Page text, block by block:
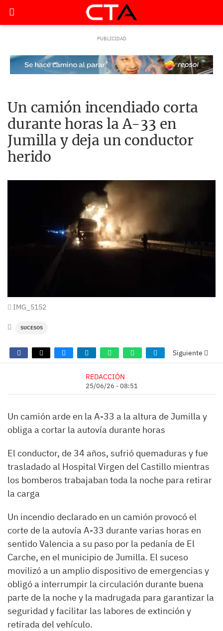
Un camión incendiado corta
durante horas la A-33 en
Jumilla y deja un conductor
herido
IMG_5152
SUCESOS
Siguiente
REDACCIÓN
25/06/26 - 08:51
Un camión arde en la A-33 a la altura de Jumilla y
obliga a cortar la autovía durante horas
El conductor, de 34 años, sufrió quemaduras y fue
trasladado al Hospital Virgen del Castillo mientras
los bomberos trabajaban toda la noche para retirar
la carga
Un incendio declarado en un camión provocó el
corte de la autovía A-33 durante varias horas en
sentido Valencia a su paso por la pedanía de El
Carche, en el municipio de Jumilla. El suceso
movilizó a un amplio dispositivo de emergencias y
obligó a interrumpir la circulación durante buena
parte de la noche y la madrugada para garantizar la
seguridad y facilitar las labores de extinción y
retirada del vehículo.